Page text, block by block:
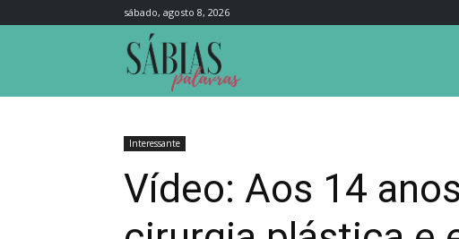
sábado, agosto 8, 2026
Interessante
Vídeo: Aos 14